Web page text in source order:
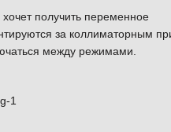
получить переменное
за коллиматорным
между режимами.
1